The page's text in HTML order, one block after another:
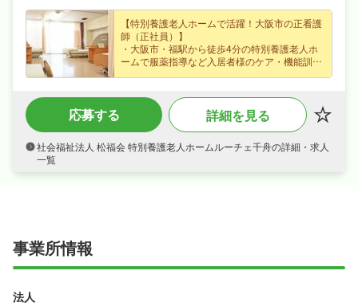
【特別養護老人ホームで活躍！大阪市の正看護
師（正社員）】
・大阪市・福駅から徒歩4分の特別養護老人ホ
ームで服薬指導など入居者様のケア・機能訓練
・賞与年2回・住宅手当・扶養手当など各種手
当・昇給ありなど好待遇で、月給24.1〜26.5万
円の正社員求人、腰を据えて長く活躍できます
・日勤のみで4週8休・年間休日107日でメリハ
応募する 詳細を見る
社会福祉法人 松福会 特別養護老人ホームルーチェ千舟の詳細・求人
一覧
事業所情報
法人